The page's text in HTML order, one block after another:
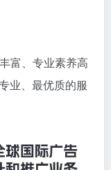
富、专业素养高
业、最优质的服